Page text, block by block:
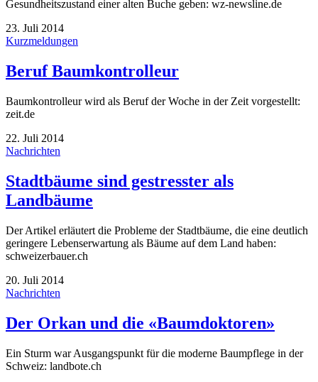
Gesundheitszustand einer alten Buche geben: wz-newsline.de
23. Juli 2014
Kurzmeldungen
Beruf Baumkontrolleur
Baumkontrolleur wird als Beruf der Woche in der Zeit vorgestellt:
zeit.de
22. Juli 2014
Nachrichten
Stadtbäume sind gestresster als
Landbäume
Der Artikel erläutert die Probleme der Stadtbäume, die eine deutlich
geringere Lebenserwartung als Bäume auf dem Land haben:
schweizerbauer.ch
20. Juli 2014
Nachrichten
Der Orkan und die «Baumdoktoren»
Ein Sturm war Ausgangspunkt für die moderne Baumpflege in der
Schweiz: landbote.ch